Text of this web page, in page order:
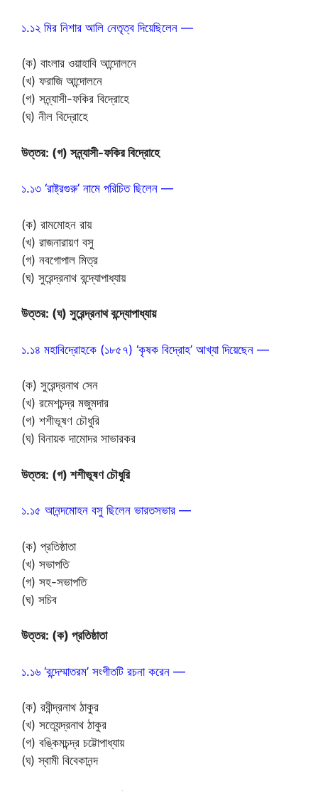
১.১২ মির নিশার আলি নেতৃত্ব দিয়েছিলেন —
(ক) বাংলার ওয়াহাবি আন্দোলনে
(খ) ফরাজি আন্দোলনে
(গ) সন্ন্যাসী-ফকির বিদ্রোহে
(ঘ) নীল বিদ্রোহে
উত্তর: (গ) সন্ন্যাসী-ফকির বিদ্রোহে
১.১৩ ‘রাষ্ট্রগুরু’ নামে পরিচিত ছিলেন —
(ক) রামমোহন রায়
(খ) রাজনারায়ণ বসু
(গ) নবগোপাল মিত্র
(ঘ) সুরেন্দ্রনাথ বন্দ্যোপাধ্যায়
উত্তর: (ঘ) সুরেন্দ্রনাথ বন্দ্যোপাধ্যায়
১.১৪ মহাবিদ্রোহকে (১৮৫৭) ‘কৃষক বিদ্রোহ’ আখ্যা দিয়েছেন —
(ক) সুরেন্দ্রনাথ সেন
(খ) রমেশচন্দ্র মজুমদার
(গ) শশীভূষণ চৌধুরি
(ঘ) বিনায়ক দামোদর সাভারকর
উত্তর: (গ) শশীভূষণ চৌধুরি
১.১৫ আনন্দমোহন বসু ছিলেন ভারতসভার —
(ক) প্রতিষ্ঠাতা
(খ) সভাপতি
(গ) সহ-সভাপতি
(ঘ) সচিব
উত্তর: (ক) প্রতিষ্ঠাতা
১.১৬ ‘বন্দেম্মাতরম’ সংগীতটি রচনা করেন —
(ক) রবীন্দ্রনাথ ঠাকুর
(খ) সত্যেন্দ্রনাথ ঠাকুর
(গ) বঙ্কিমচন্দ্র চট্টোপাধ্যায়
(ঘ) স্বামী বিবেকানন্দ